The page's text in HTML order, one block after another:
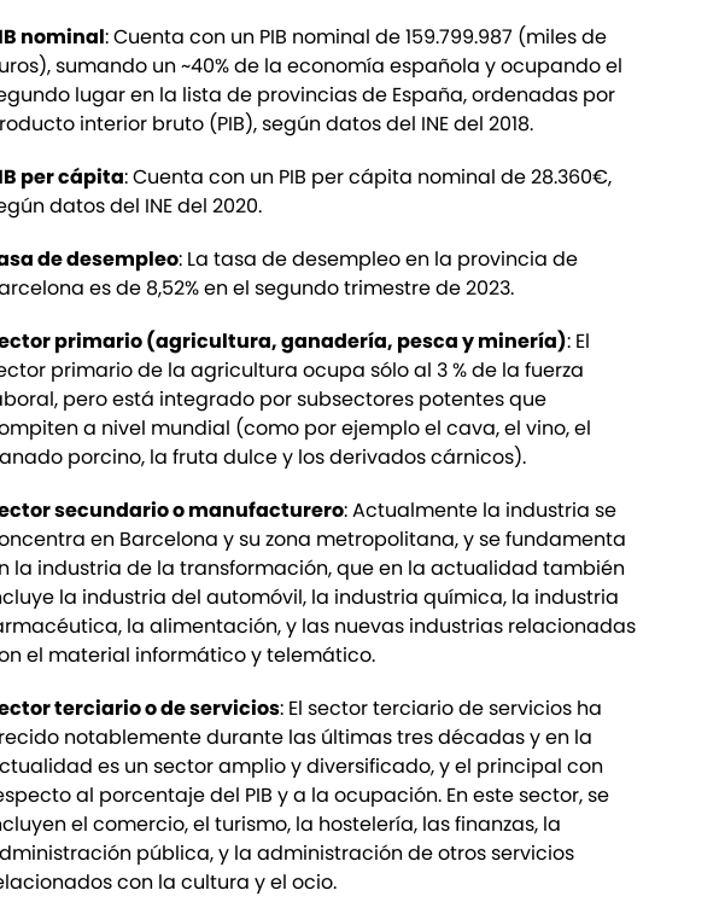
nominal: Cuenta con un PIB nominal de 159.799.987 (miles de
sumando un ~40% de la economía española y ocupando el
lugar en la lista de provincias de España, ordenadas por
interior bruto (PIB), según datos del INE del 2018.
per cápita: Cuenta con un PIB per cápita nominal de 28.360€,
datos del INE del 2020.
de desempleo: La tasa de desempleo en la provincia de
es de 8,52% en el segundo trimestre de 2023.
primario (agricultura, ganadería, pesca y minería): El
primario de la agricultura ocupa sólo al 3 % de la fuerza
pero está integrado por subsectores potentes que
a nivel mundial (como por ejemplo el cava, el vino, el
porcino, la fruta dulce y los derivados cárnicos).
secundario o manufacturero: Actualmente la industria se
en Barcelona y su zona metropolitana, y se fundamenta
la industria de la transformación, que en la actualidad también
la industria del automóvil, la industria química, la industria
la alimentación, y las nuevas industrias relacionadas
el material informático y telemático.
terciario o de servicios: El sector terciario de servicios ha
notablemente durante las últimas tres décadas y en la
es un sector amplio y diversificado, y el principal con
al porcentaje del PIB y a la ocupación. En este sector, se
el comercio, el turismo, la hostelería, las finanzas, la
pública, y la administración de otros servicios
con la cultura y el ocio.